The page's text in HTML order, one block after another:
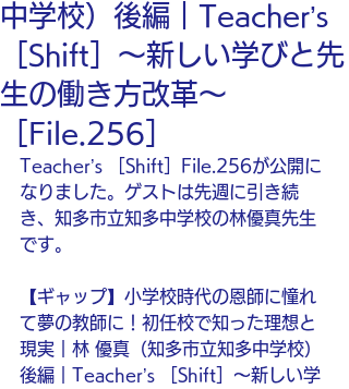
中学校）後編｜Teacher’s
［Shift］〜新しい学びと先
生の働き方改革〜
［File.256］
Teacher’s ［Shift］File.256が公開に
なりました。ゲストは先週に引き続
き、知多市立知多中学校の林優真先生
です。
【ギャップ】小学校時代の恩師に憧れ
て夢の教師に！初任校で知った理想と
現実｜林 優真（知多市立知多中学校）
後編｜Teacher’s ［Shift］〜新しい学